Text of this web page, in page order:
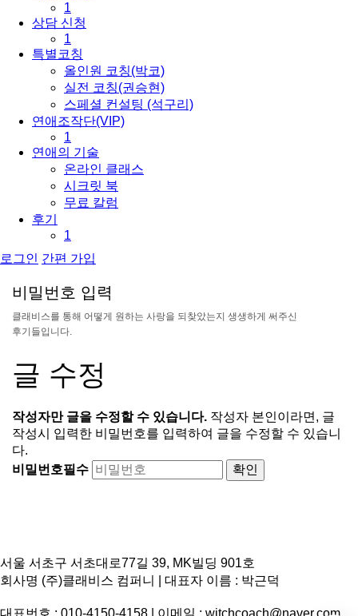
1
상담 신청
1
특별코칭
올인원 코칭(박코)
실전 코칭(권승현)
스페셜 컨설팅 (석구리)
연애조작단(VIP)
1
연애의 기술
온라인 클래스
시크릿 북
무료 칼럼
후기
1
로그인 간편 가입
비 밀 번 호 입 력
클래 비 스를 통해 어 떻게 원하는 사랑을 되 찾았는지 생생하게 써 주신
후기 들입 니 다.
글 수정
작성자만 글을 수정할 수 있습니다. 작성자 본인이라면, 글
작성시 입력한 비밀번호를 입력하여 글을 수정할 수 있습니
다.
비밀번호필수
서울 서초구 서초대로77길 39, MK빌딩 901호
회사명 (주)클래비스 컴퍼니 | 대표자 이름 : 박근덕